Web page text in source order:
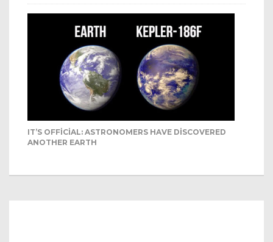
IT’S OFFICIAL: ASTRONOMERS HAVE DISCOVERED
ANOTHER EARTH